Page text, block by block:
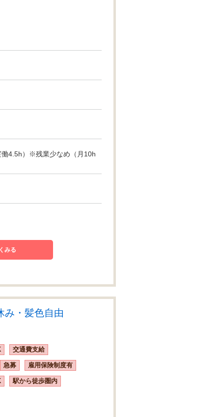
4.5h）※残業少なめ（月10h
みる
み・髪色自由
交通費支給
急募 雇用保険制度有
駅から徒歩圏内